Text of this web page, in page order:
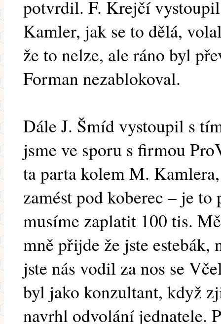
potvrdil. F. Krejčí
Kamler, jak se to dělá,
že to nelze, ale ráno byl
Forman nezablokoval.
Dále J. Šmíd vystoupil s
jsme ve sporu s firmou
ta parta kolem M.
zamést pod koberec – je
musíme zaplatit 100 tis.
mně přijde že jste estebák,
jste nás vodil za nos se
byl jako konzultant, když
navrhl odvolání jednatele.